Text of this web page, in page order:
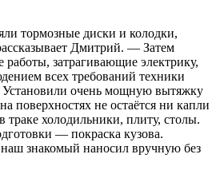
тормозные диски и колодки,
Дмитрий. — Затем
работы, затрагивающие электрику,
всех требований техники
Установили очень мощную вытяжку
поверхностях не остаётся ни капли
траке холодильники, плиту, столы.
— покраска кузова.
знакомый наносил вручную без